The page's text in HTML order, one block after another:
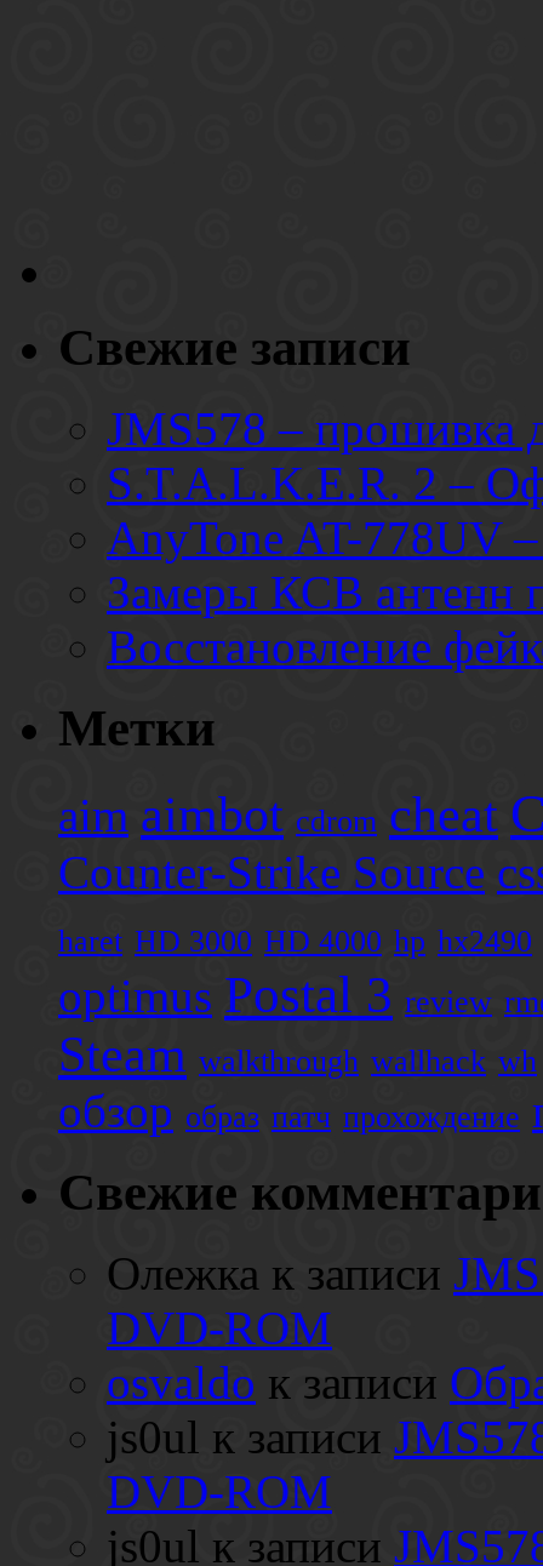
Свежие записи
JMS578 – прошивка
S.T.A.L.K.E.R. 2 –
AnyTone AT-778UV
Замеры КСВ антенн
Восстановление
Метки
aim aimbot cdrom cheat
Counter-Strike Source
haret HD 3000 HD 4000 hp hx2490
optimus Postal 3 review
Steam walkthrough wallhack wh
обзор образ патч прохождение
Свежие
Олежка к записи
DVD-ROM
osvaldo к записи
js0ul к записи
DVD-ROM
js0ul к записи